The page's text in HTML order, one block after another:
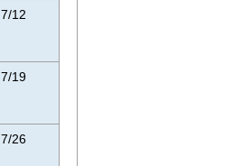
7/12
7/19
7/26